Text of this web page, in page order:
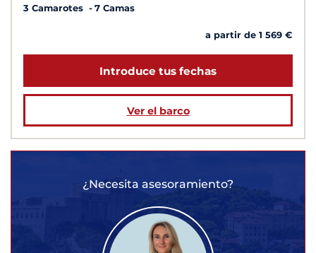
3 Camarotes
7 Camas
a partir de 1 569 €
Introduce tus fechas
Ver el barco
¿Necesita asesoramiento?